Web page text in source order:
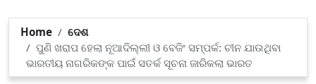
Home
ଦେଶ
ପୁଣି ଖରାପ ହେଲା ନୂଆଦିଲ୍ଲୀ ଓ ବେଜିଂ ସମ୍ପର୍କ: ଚୀନ ଯାଉଥିବା
ଭାରତୀୟ ନାଗରିକଙ୍କ ପାଇଁ ସତର୍କ ସୂଚନା ଜାରିକଲା ଭାରତ